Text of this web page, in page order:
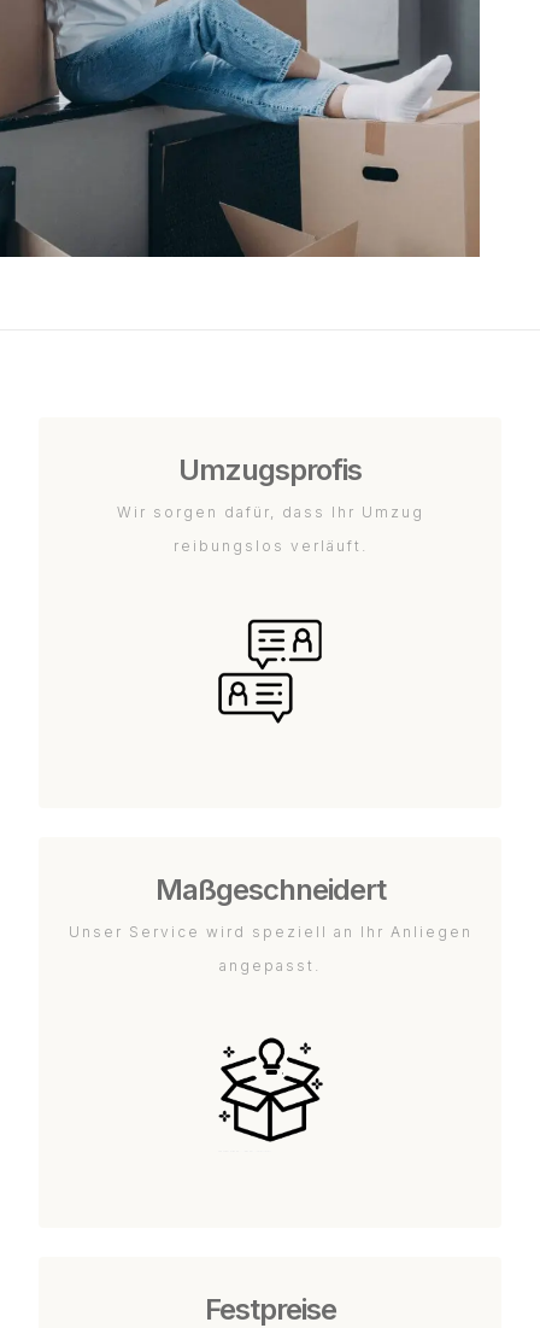
Umzugsprofis
Wir sorgen dafür, dass Ihr Umzug
reibungslos verläuft.
Maßgeschneidert
Unser Service wird speziell an Ihr Anliegen
angepasst.
Festpreise